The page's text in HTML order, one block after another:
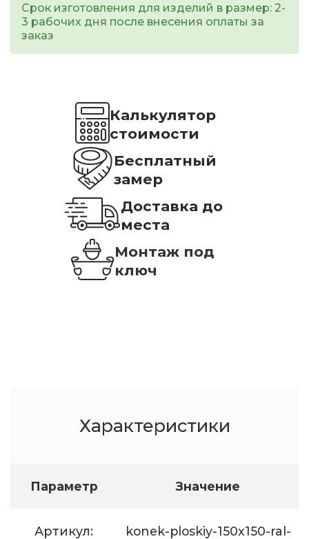
Срок изготовления для изделий в размер: 2-
3 рабочих дня после внесения оплаты за
заказ
Калькулятор
стоимости
Бесплатный
замер
Доставка до
места
Монтаж под
ключ
Характеристики
Параметр Значение
Артикул:
konek-ploskiy-150x150-ral-